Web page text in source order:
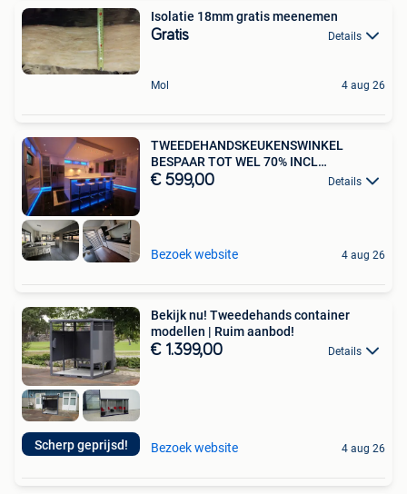
Isolatie 18mm gratis meenemen
Gratis Details
Mol 4 aug 26
TWEEDEHANDSKEUKENSWINKEL
BESPAAR TOT WEL 70% INCL
TOESTELLEN
€ 599,00 Details
Bezoek website 4 aug 26
Scherp geprijsd!
Bekijk nu! Tweedehands container
modellen | Ruim aanbod!
€ 1.399,00 Details
Bezoek website 4 aug 26